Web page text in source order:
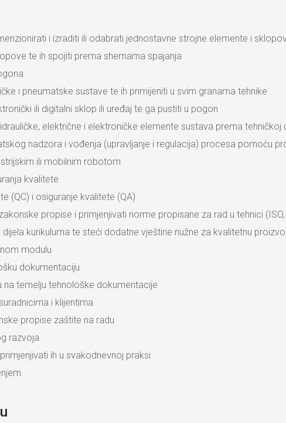
i izraditi ili odabrati jednostavne strojne elemente i
te ih spojiti prema shemama spajanja
i pneumatske sustave te ih primijeniti u svim granama tehnike
ili digitalni sklop ili uređaj te ga pustiti u pogon
električne i elektroničke elemente sustava prema
nadzora i vođenja (upravljanje i regulacija) procesa pomoću
ili mobilnim robotom
kvalitete
(QC) i osiguranje kvalitete (QA)
propise i primjenjivati norme propisane za rad u tehnici (ISO,
kurikuluma te steći dodatne vještine nužne za kvalitetnu
modulu
dokumentaciju
temelju tehnološke dokumentacije
i klijentima
propise zaštite na radu
razvoja
ih u svakodnevnoj praksi